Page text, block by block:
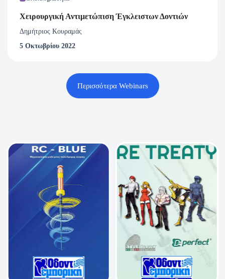
Χειρουργική Αντιμετώπιση Έγκλειστων Δοντιών
Δημήτριος Κουραμάς
5 Οκτωβρίου 2022
Περισσότερα Webinars